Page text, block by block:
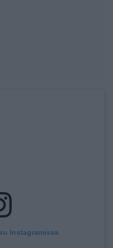
Instagramissa